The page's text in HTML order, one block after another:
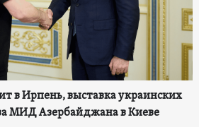
в Ирпень, выставка украинских
МИД Азербайджана в Киеве